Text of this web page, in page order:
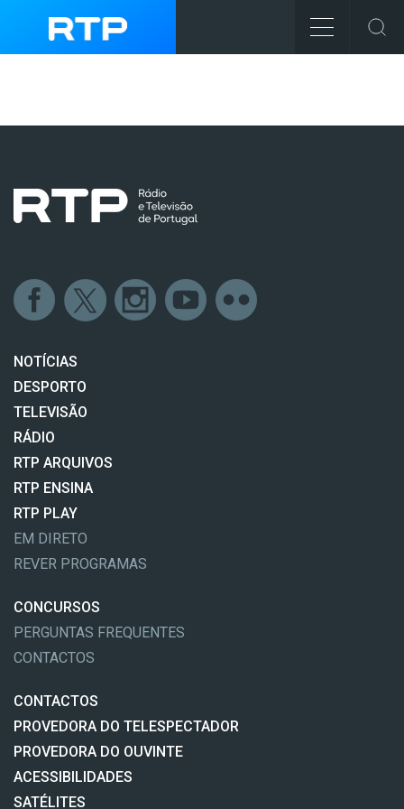
NOTÍCIAS
DESPORTO
TELEVISÃO
RÁDIO
RTP ARQUIVOS
RTP ENSINA
RTP PLAY
EM DIRETO
REVER PROGRAMAS
CONCURSOS
PERGUNTAS FREQUENTES
CONTACTOS
CONTACTOS
PROVEDORA DO TELESPECTADOR
PROVEDORA DO OUVINTE
ACESSIBILIDADES
SATÉLITES